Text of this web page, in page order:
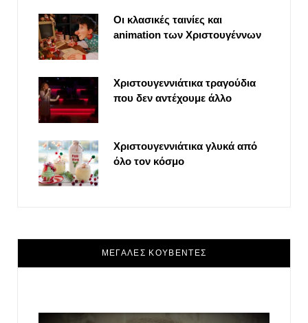
Οι κλασικές ταινίες και
animation των Χριστουγέννων
Χριστουγεννιάτικα τραγούδια
που δεν αντέχουμε άλλο
Χριστουγεννιάτικα γλυκά από
όλο τον κόσμο
ΜΕΓΑΛΕΣ ΚΟΥΒΕΝΤΕΣ